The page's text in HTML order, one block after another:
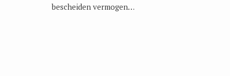
bescheiden vermogen…